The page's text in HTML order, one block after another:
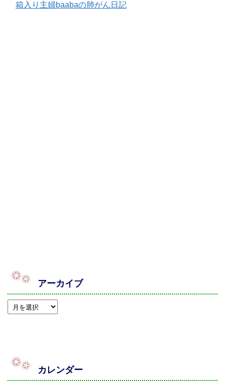
箱入り主婦baabaの肺がん日記
アーカイブ
カレンダー